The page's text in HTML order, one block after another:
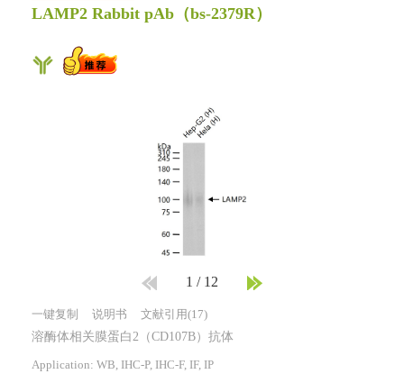
LAMP2 Rabbit pAb （bs-2379R）
1 / 12
一键复制 说明书 文献引用(17)
溶酶体相关膜蛋白2（CD107B）抗体
Application: WB, IHC-P, IHC-F, IF, IP